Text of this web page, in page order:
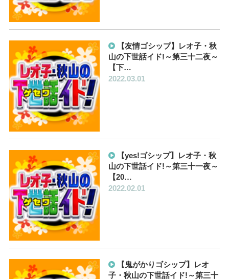
【友情ゴシップ】レオ子・秋
山の下世話イド!～第三十二夜～
【下…
2022.03.01
【yes!ゴシップ】レオ子・秋
山の下世話イド!～第三十一夜～
【20…
2022.02.01
【鬼がかりゴシップ】レオ
子・秋山の下世話イド!～第三十